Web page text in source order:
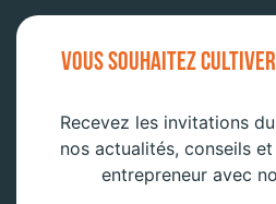
VOUS SOUHAITEZ
Recevez les invitations
nos actualités, conseils
entrepreneur avec